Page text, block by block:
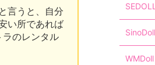
言うと、自分
い所であれば
のレンタル
SEDOLL
SinoDoll
WMDoll